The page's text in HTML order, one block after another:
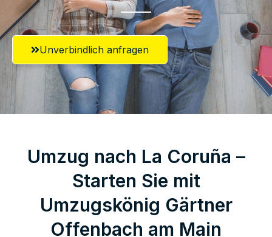
Unverbindlich anfragen
Umzug nach La Coruña –
Starten Sie mit
Umzugskönig Gärtner
Offenbach am Main